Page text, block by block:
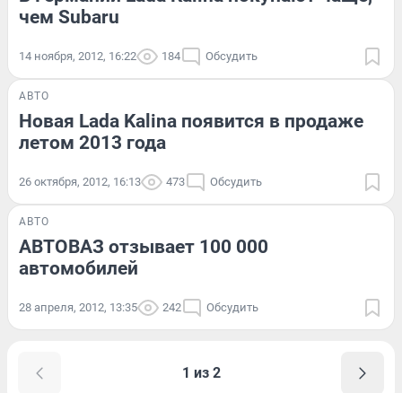
чем Subaru
14 ноября, 2012, 16:22 184 Обсудить
АВТО
Новая Lada Kalina появится в продаже
летом 2013 года
26 октября, 2012, 16:13 473 Обсудить
АВТО
АВТОВАЗ отзывает 100 000
автомобилей
28 апреля, 2012, 13:35 242 Обсудить
1 из 2